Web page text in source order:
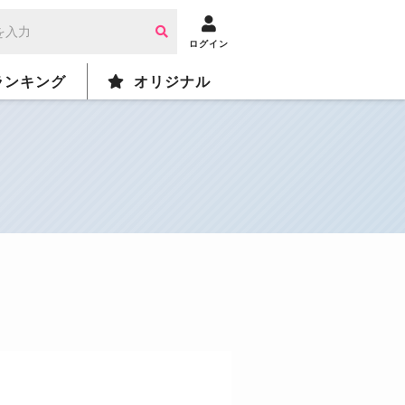
ログイン
ンキング オリジナル